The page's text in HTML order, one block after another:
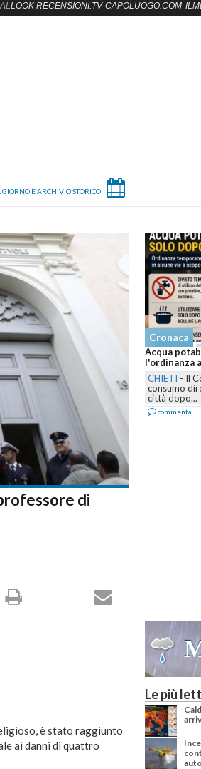
di
Cronaca
Acqua
l'ordinanza
CHIETI - Il
consumo
città dopo...
commenta
è stato raggiunto
ai danni di quattro
Le più
ALLOOK RECENSIONI.TV CAPOLUOGO.COM